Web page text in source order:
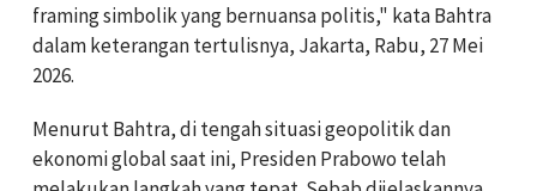
framing simbolik yang bernuansa politis," kata Bahtra
dalam keterangan tertulisnya, Jakarta, Rabu, 27 Mei
2026.
Menurut Bahtra, di tengah situasi geopolitik dan
ekonomi global saat ini, Presiden Prabowo telah